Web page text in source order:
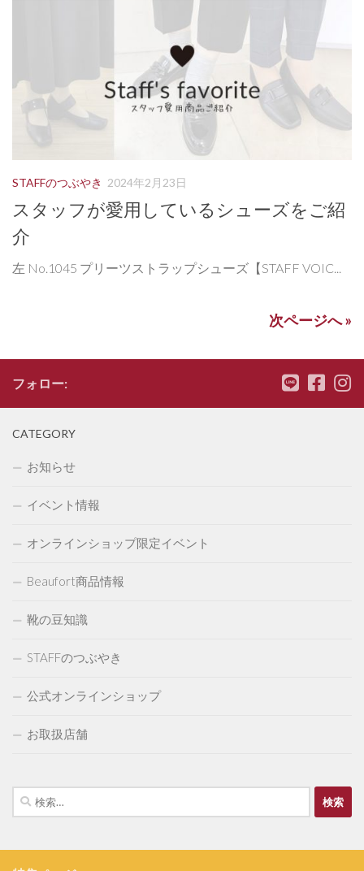
STAFFのつぶやき 2024年2月23日
スタッフが愛用しているシューズをご紹
介
左 No.1045 プリーツストラップシューズ【STAFF VOIC...
次ページへ »
フォロー:
CATEGORY
お知らせ
イベント情報
オンラインショップ限定イベント
Beaufort商品情報
靴の豆知識
STAFFのつぶやき
公式オンラインショップ
お取扱店舗
検
索: